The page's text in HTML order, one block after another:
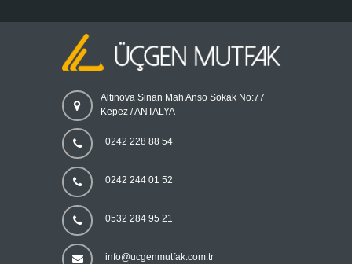
Altınova Sinan Mah Anso Sokak No:77
Kepez / ANTALYA
0242 228 88 54
0242 244 01 52
0532 284 95 21
info@ucgenmutfak.com.tr